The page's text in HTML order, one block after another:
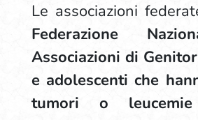
Le associazioni
Federazione
Associazioni di
e adolescenti che
tumori o leucemie